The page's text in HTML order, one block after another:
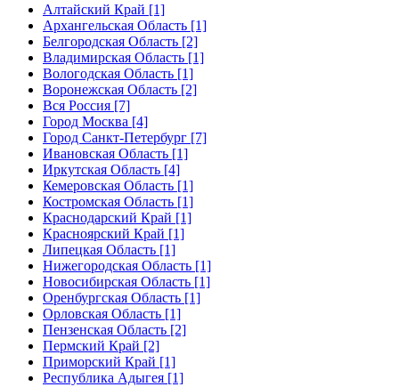
Алтайский Край [1]
Архангельская Область [1]
Белгородская Область [2]
Владимирская Область [1]
Вологодская Область [1]
Воронежская Область [2]
Вся Россия [7]
Город Москва [4]
Город Санкт-Петербург [7]
Ивановская Область [1]
Иркутская Область [4]
Кемеровская Область [1]
Костромская Область [1]
Краснодарский Край [1]
Красноярский Край [1]
Липецкая Область [1]
Нижегородская Область [1]
Новосибирская Область [1]
Оренбургская Область [1]
Орловская Область [1]
Пензенская Область [2]
Пермский Край [2]
Приморский Край [1]
Республика Адыгея [1]